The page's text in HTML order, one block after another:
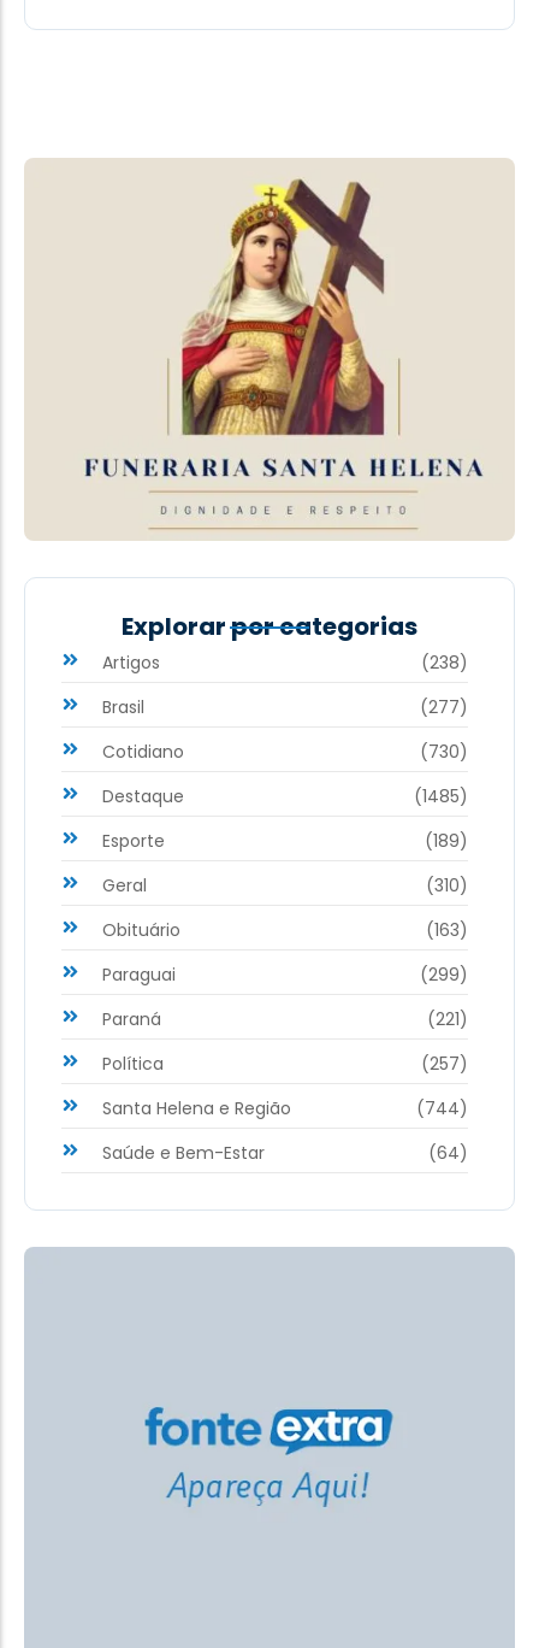
Explorar por categorias
Artigos
(238)
Brasil
(277)
Cotidiano
(730)
Destaque
(1485)
Esporte
(189)
Geral
(310)
Obituário
(163)
Paraguai
(299)
Paraná
(221)
Política
(257)
Santa Helena e Região
(744)
Saúde e Bem-Estar
(64)